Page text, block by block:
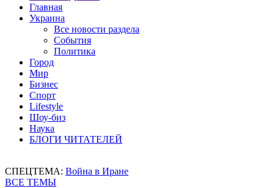
Главная
Украина
Все новости раздела
События
Политика
Город
Мир
Бизнес
Спорт
Lifestyle
Шоу-биз
Наука
БЛОГИ ЧИТАТЕЛЕЙ
СПЕЦТЕМА: Война в Иране
ВСЕ ТЕМЫ